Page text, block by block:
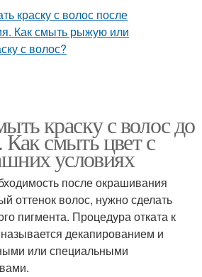
краску с волос до
Как смыть цвет с
условиях
после окрашивания
оттенок волос, нужно сделать
пигмента. Процедура отката к
декапированием и
или специальными